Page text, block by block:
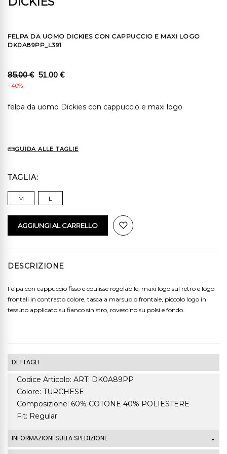
FELPA DA UOMO DICKIES CON CAPPUCCIO E MAXI LOGO
DK0A89PP_L391
85.00 € 51.00 €
- 40%
felpa da uomo Dickies con cappuccio e maxi logo
GUIDA ALLE TAGLIE
TAGLIA
M L
AGGIUNGI AL CARRELLO
DESCRIZIONE
Felpa con cappuccio fisso e coulisse regolabile, maxi logo sul retro e logo
frontali in contrasto colore, tasca a marsupio frontale, piccolo logo in
tessuto applicato su fianco sinistro, rovescino su polsi e fondo.
DETTAGLI
Codice Articolo: ART: DK0A89PP
Colore: TURCHESE
Composizione: 60% COTONE 40% POLIESTERE
Fit: Regular
INFORMAZIONI SULLA SPEDIZIONE